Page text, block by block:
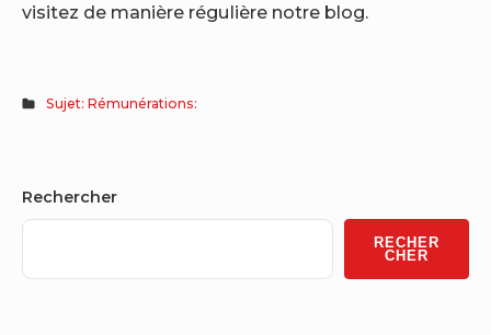
visitez de manière régulière notre blog.
Sujet: Rémunérations:
Sidebar
Widget
Area
Rechercher
RECHER
CHER